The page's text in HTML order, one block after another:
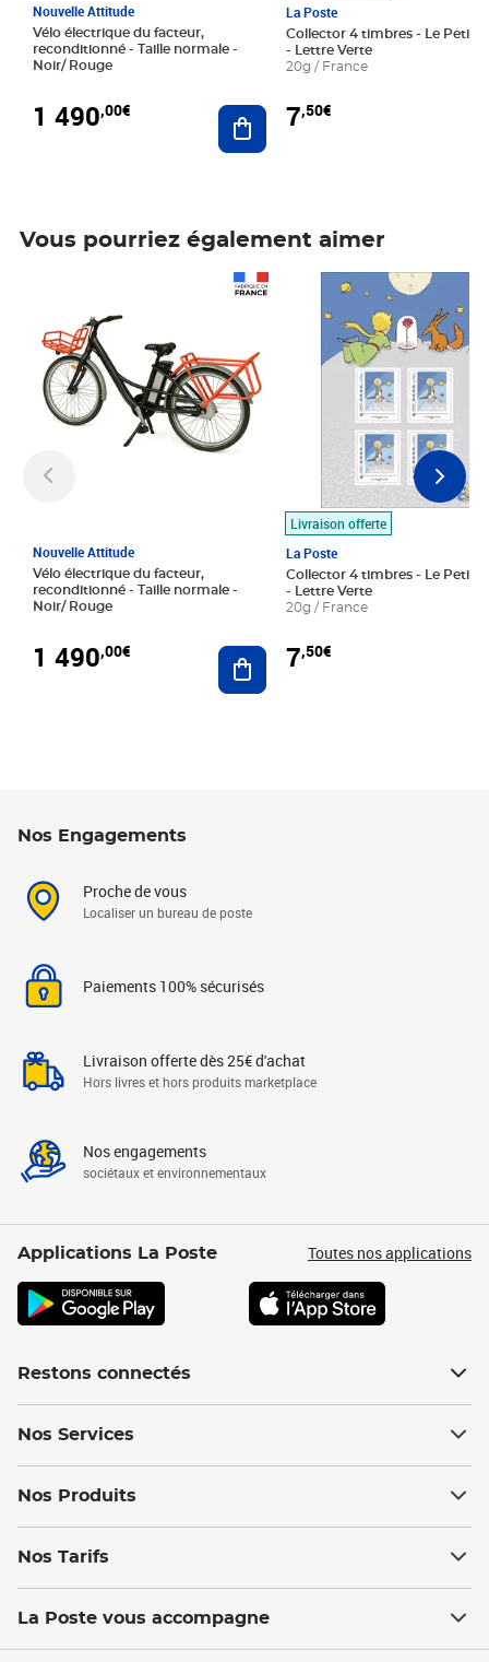
Nouvelle Attitude
Vélo électrique du facteur,
reconditionné - Taille normale -
Noir/ Rouge
1 490,00€ Ajouter au panier
La Poste
Collector 4 timbres - Le Petit
- Lettre Verte
20g / France
7,50€
Vous pourriez également aimer
Nouvelle Attitude
Vélo électrique du facteur,
reconditionné - Taille normale -
Noir/ Rouge
1 490,00€ Ajouter au panier
Livraison offerte
La Poste
Collector 4 timbres - Le Petit
- Lettre Verte
20g / France
7,50€
Prix 7,50€
Nos Engagements
Proche de vous
Localiser un bureau de poste
Paiements 100% sécurisés
Livraison offerte dès 25€ d'achat
Hors livres et hors produits marketplace
Nos engagements
sociétaux et environnementaux
Applications La Poste Toutes nos applications
Restons connectés
Nos Services
Nos Produits
Nos Tarifs
La Poste vous accompagne